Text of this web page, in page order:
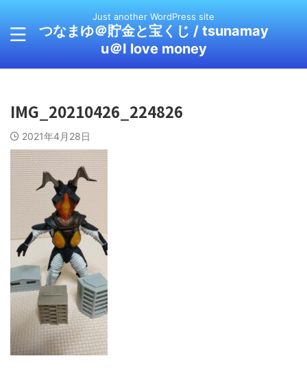
Just another WordPress site
つなまゆ＠貯金と宝くじ / tsunamay
u＠I love money
IMG_20210426_224826
2021年4月28日